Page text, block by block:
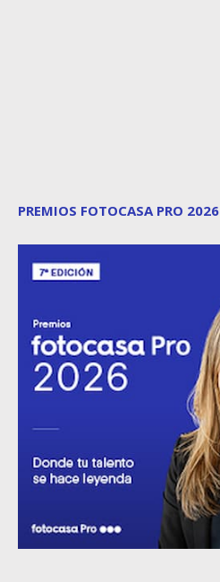
PREMIOS FOTOCASA PRO 2026